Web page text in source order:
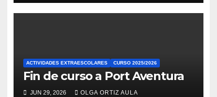
ACTIVIDADES EXTRAESCOLARES CURSO 2025/2026
Fin de curso a Port Aventura
JUN 29, 2026 OLGA ORTIZ AULA